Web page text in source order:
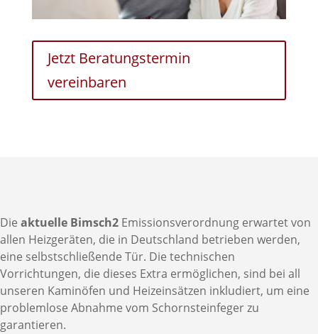
Jetzt Beratungstermin
vereinbaren
Die aktuelle Bimsch2 Emissionsverordnung erwartet von
allen Heizgeräten, die in Deutschland betrieben werden,
eine selbstschließende Tür. Die technischen
Vorrichtungen, die dieses Extra ermöglichen, sind bei all
unseren Kaminöfen und Heizeinsätzen inkludiert, um eine
problemlose Abnahme vom Schornsteinfeger zu
garantieren.